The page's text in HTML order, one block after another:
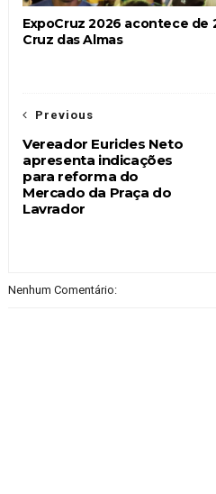
ExpoCruz 2026 acontece de
Cruz das Almas
Previous
Vereador Euricles Neto
apresenta indicações
para reforma do
Mercado da Praça do
Lavrador
Nenhum Comentário: